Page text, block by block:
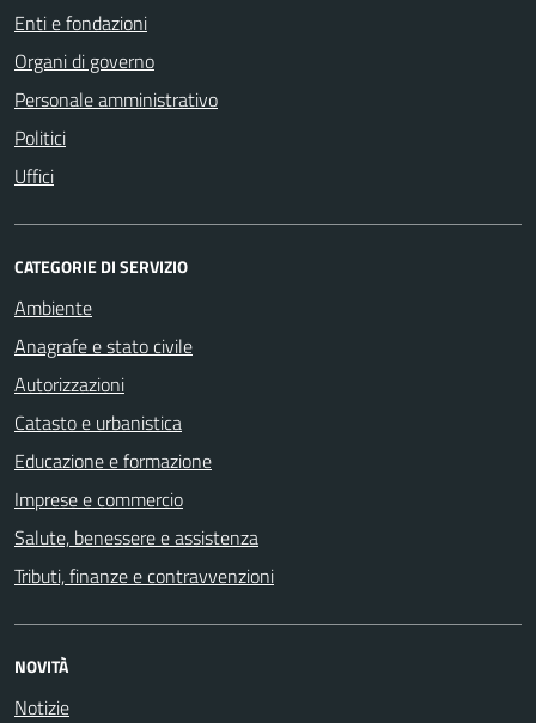
Enti e fondazioni
Organi di governo
Personale amministrativo
Politici
Uffici
CATEGORIE DI SERVIZIO
Ambiente
Anagrafe e stato civile
Autorizzazioni
Catasto e urbanistica
Educazione e formazione
Imprese e commercio
Salute, benessere e assistenza
Tributi, finanze e contravvenzioni
NOVITÀ
Notizie